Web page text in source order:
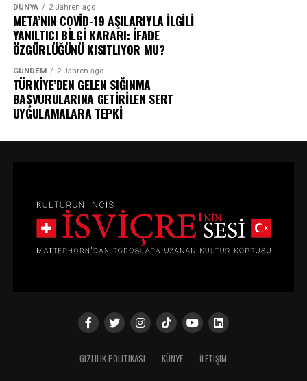
DÜNYA 2 Jahren ago
META’NIN COVİD-19 AŞILARIYLA İLGİLİ
YANILTICI BİLGİ KARARI: İFADE
ÖZGÜRLÜĞÜNÜ KISITLIYOR MU?
GÜNDEM 2 Jahren ago
TÜRKİYE’DEN GELEN SIĞINMA
BAŞVURULARINA GETİRİLEN SERT
UYGULAMALARA TEPKİ
GIZLILIK POLITIKASI KÜNYE İLETIŞIM